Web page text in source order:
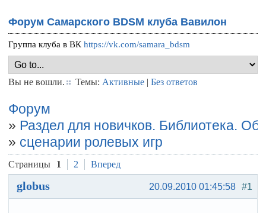
Форум Самарского BDSM клуба Вавилон
Группа клуба в ВКhttps://vk.com/samara_bdsm
Вы не вошли. Темы: Активные |Без ответов
Форум
» Раздел для новичков. Библиотека.
» сценарии ролевых игр
Страницы 1 2 Вперед
#1
20.09.2010 01:45:58
globus